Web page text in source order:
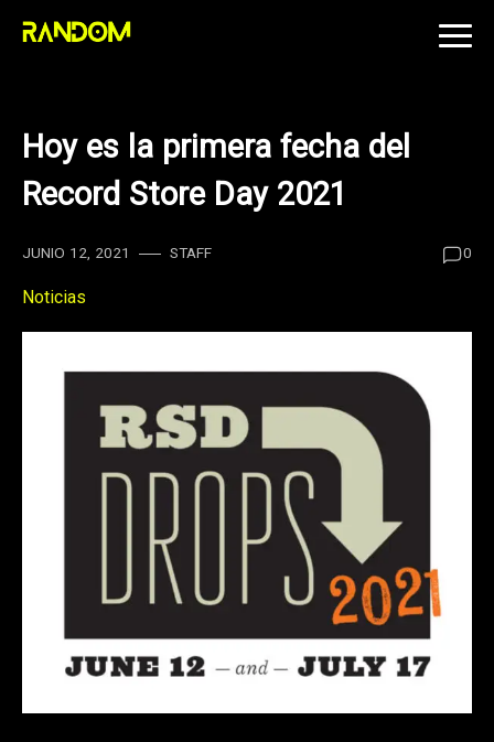
Skip
Hoy es la primera fecha del
Record Store Day 2021
JUNIO 12, 2021 STAFF 0
Noticias